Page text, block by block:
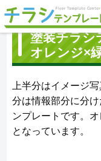
塗装チラシ
オレンジ×
上半分はイメージ
分は情報部分に分
ンプレートです。
となっています。